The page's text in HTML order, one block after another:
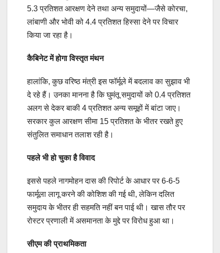
5.3 प्रतिशत आरक्षण देने तथा अन्य समुदायों—जैसे कोरचा,
लांबाणी और भोवी को 4.4 प्रतिशत हिस्सा देने पर विचार
किया जा रहा है।
कैबिनेट में होगा विस्तृत मंथन
हालांकि, कुछ वरिष्ठ मंत्री इस फॉर्मूले में बदलाव का सुझाव भी
दे रहे हैं। उनका मानना है कि घुमंतू समुदायों को 0.4 प्रतिशत
अलग से देकर बाकी 4 प्रतिशत अन्य समूहों में बांटा जाए।
सरकार कुल आरक्षण सीमा 15 प्रतिशत के भीतर रखते हुए
संतुलित समाधान तलाश रही है।
पहले भी हो चुका है विवाद
इससे पहले नागमोहन दास की रिपोर्ट के आधार पर 6-6-5
फार्मूला लागू करने की कोशिश की गई थी, लेकिन दलित
समुदाय के भीतर ही सहमति नहीं बन पाई थी। खास तौर पर
रोस्टर प्रणाली में असमानता के मुद्दे पर विरोध हुआ था।
सीएम की प्राथमिकता